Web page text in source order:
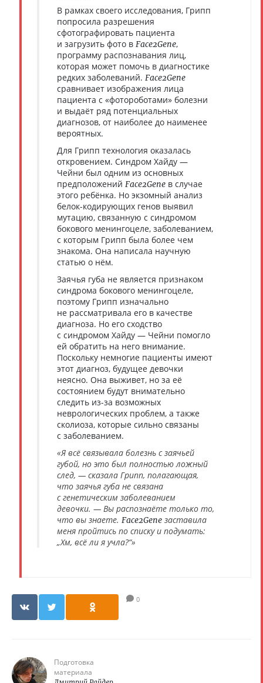
В рамках своего исследования, Грипп
попросила разрешения
сфотографировать пациента
и загрузить фото в Face2Gene,
программу распознавания лиц,
которая может помочь в диагностике
редких заболеваний. Face2Gene
сравнивает изображения лица
пациента с «фотороботами» болезни
и выдаёт ряд потенциальных
диагнозов, от наиболее до наименее
вероятных.
Для Грипп технология оказалась
откровением. Синдром Хайду —
Чейни был одним из основных
предположений Face2Gene в случае
этого ребёнка. Но экзомный анализ
белок-кодирующих генов выявил
мутацию, связанную с синдромом
бокового менингоцеле, заболеванием,
с которым Грипп была более чем
знакома. Она написала научную
статью о нём.
Заячья губа не является признаком
синдрома бокового менингоцеле,
поэтому Грипп изначально
не рассматривала его в качестве
диагноза. Но его сходство
с синдромом Хайду — Чейни помогло
ей обратить на него внимание.
Поскольку немногие пациенты имеют
этот диагноз, будущее девочки
неясно. Она выживет, но за её
состоянием будут внимательно
следить из-за возможных
неврологических проблем, а также
сколиоза, которые сильно связаны
с заболеванием.
«Я всё связывала болезнь с заячьей
губой, но это был полностью ложный
след, — сказала Грипп, полагающая,
что заячья губа не связана
с генетическим заболеванием
девочки. — Вы распознаёте только то,
что вы знаете. Face2Gene заставила
меня пройтись по списку и подумать:
„Хм, всё ли я учла?“»
0
Подготовка
материала